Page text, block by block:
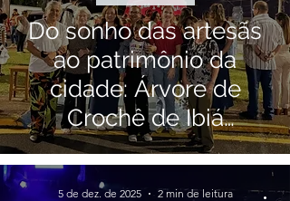
Do sonho das artesãs
ao patrimônio da
cidade: Árvore de
Crochê de Ibiá
reacende a magia
natalina
5 de dez. de 2025 2 min de leitura